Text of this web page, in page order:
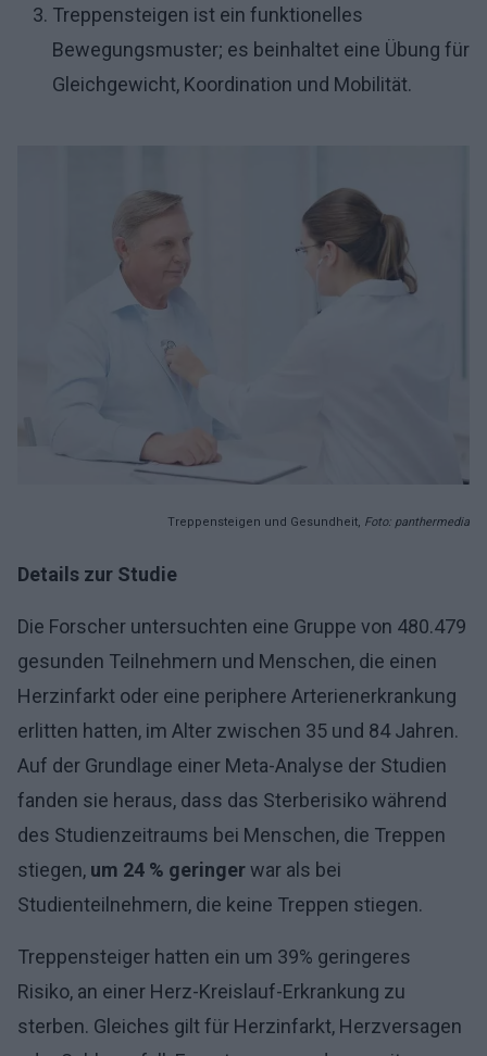
Treppensteigen ist ein funktionelles
Bewegungsmuster; es beinhaltet eine Übung für
Gleichgewicht, Koordination und Mobilität.
Treppensteigen und Gesundheit, Foto: panthermedia
Details zur Studie
Die Forscher untersuchten eine Gruppe von 480.479
gesunden Teilnehmern und Menschen, die einen
Herzinfarkt oder eine periphere Arterienerkrankung
erlitten hatten, im Alter zwischen 35 und 84 Jahren.
Auf der Grundlage einer Meta-Analyse der Studien
fanden sie heraus, dass das Sterberisiko während
des Studienzeitraums bei Menschen, die Treppen
stiegen, um 24 % geringerwar als bei
Studienteilnehmern, die keine Treppen stiegen.
Treppensteiger hatten ein um 39% geringeres
Risiko, an einer Herz-Kreislauf-Erkrankung zu
sterben. Gleiches gilt für Herzinfarkt, Herzversagen